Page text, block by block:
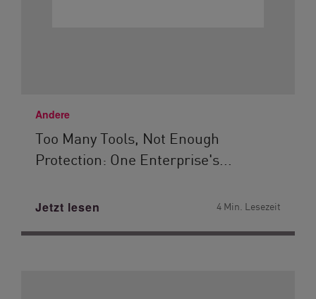
Andere
Too Many Tools, Not Enough
Protection: One Enterprise's...
Jetzt lesen 4 Min. Lesezeit